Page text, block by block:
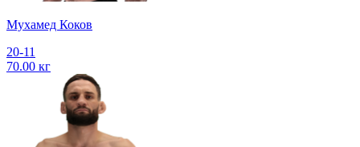
Мухамед Коков
20-11
70.00 кг